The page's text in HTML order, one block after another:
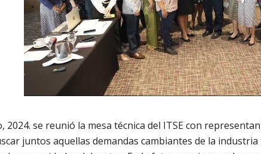
2024. se reunió la mesa técnica del ITSE con
juntos aquellas demandas cambiantes de la